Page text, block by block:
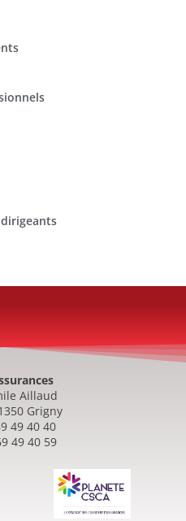
Aillaud
Grigny
49 40 40
49 40 59